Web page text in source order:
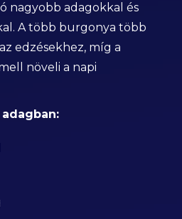
nagyobb adagokkal és
A több burgonya több
edzésekhez, míg a
növeli a napi